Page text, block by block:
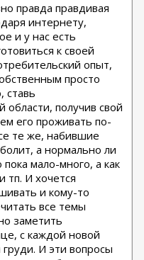
правда правдивая
интернету,
и у нас есть
к своей
опыт,
просто
ставь
получив свой
его проживать по-
те же, набившие
а нормально ли
мало-много, а как
тп. И хочется
и кому-то
все темы
заметить
с каждой новой
И эти вопросы